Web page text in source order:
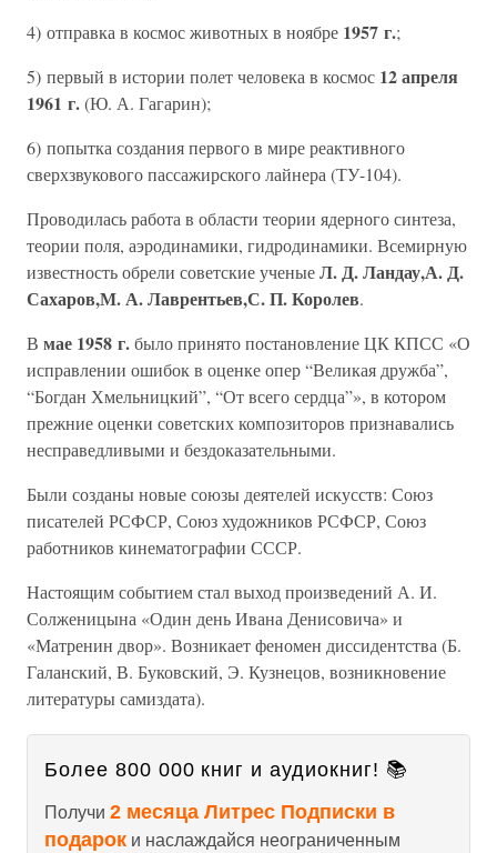
4) отправка в космос животных в ноябре 1957 г.;
5) первый в истории полет человека в космос 12 апреля
1961 г.(Ю. А. Гагарин);
6) попытка создания первого в мире реактивного
сверхзвукового пассажирского лайнера (ТУ-104).
Проводилась работа в области теории ядерного синтеза,
теории поля, аэродинамики, гидродинамики. Всемирную
известность обрели советские ученыеЛ. Д. Ландау,А. Д.
Сахаров,М. А. Лаврентьев,С. П. Королев.
В мае 1958 г.было принято постановление ЦК КПСС «О
исправлении ошибок в оценке опер “Великая дружба”,
“Богдан Хмельницкий”, “От всего сердца”», в котором
прежние оценки советских композиторов признавались
несправедливыми и бездоказательными.
Были созданы новые союзы деятелей искусств: Союз
писателей РСФСР, Союз художников РСФСР, Союз
работников кинематографии СССР.
Настоящим событием стал выход произведений А. И.
Солженицына «Один день Ивана Денисовича» и
«Матренин двор». Возникает феномен диссидентства (Б.
Галанский, В. Буковский, Э. Кузнецов, возникновение
литературы самиздата).
Более 800 000 книг и аудиокниг! 📚
Получи 2 месяца Литрес Подписки в
подарок и наслаждайся неограниченным